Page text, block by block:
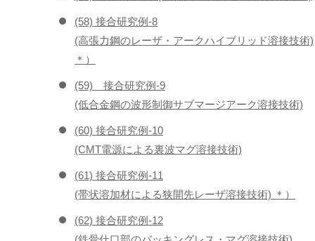
(58) 接合研究例-8
(高張力鋼のレーザ・アークハイブリッド溶接技術)
＊）
(59) 接合研究例-9
(低合金鋼の波形制御サブマージアーク溶接技術)
(60) 接合研究例-10
(CMT電源による裏波マグ溶接技術)
(61) 接合研究例-11
(帯状溶加材による狭開先レーザ溶接技術) ＊）
(62) 接合研究例-12